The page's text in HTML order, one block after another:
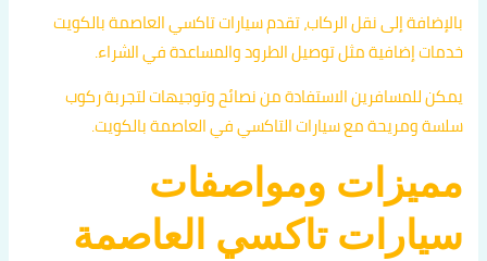
بالإضافة إلى نقل الركاب، تقدم سيارات تاكسي العاصمة بالكويت
خدمات إضافية مثل توصيل الطرود والمساعدة في الشراء.
يمكن للمسافرين الاستفادة من نصائح وتوجيهات لتجربة ركوب
سلسة ومريحة مع سيارات التاكسي في العاصمة بالكويت.
مميزات ومواصفات
سيارات تاكسي العاصمة